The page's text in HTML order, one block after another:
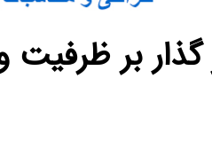
گذار بر